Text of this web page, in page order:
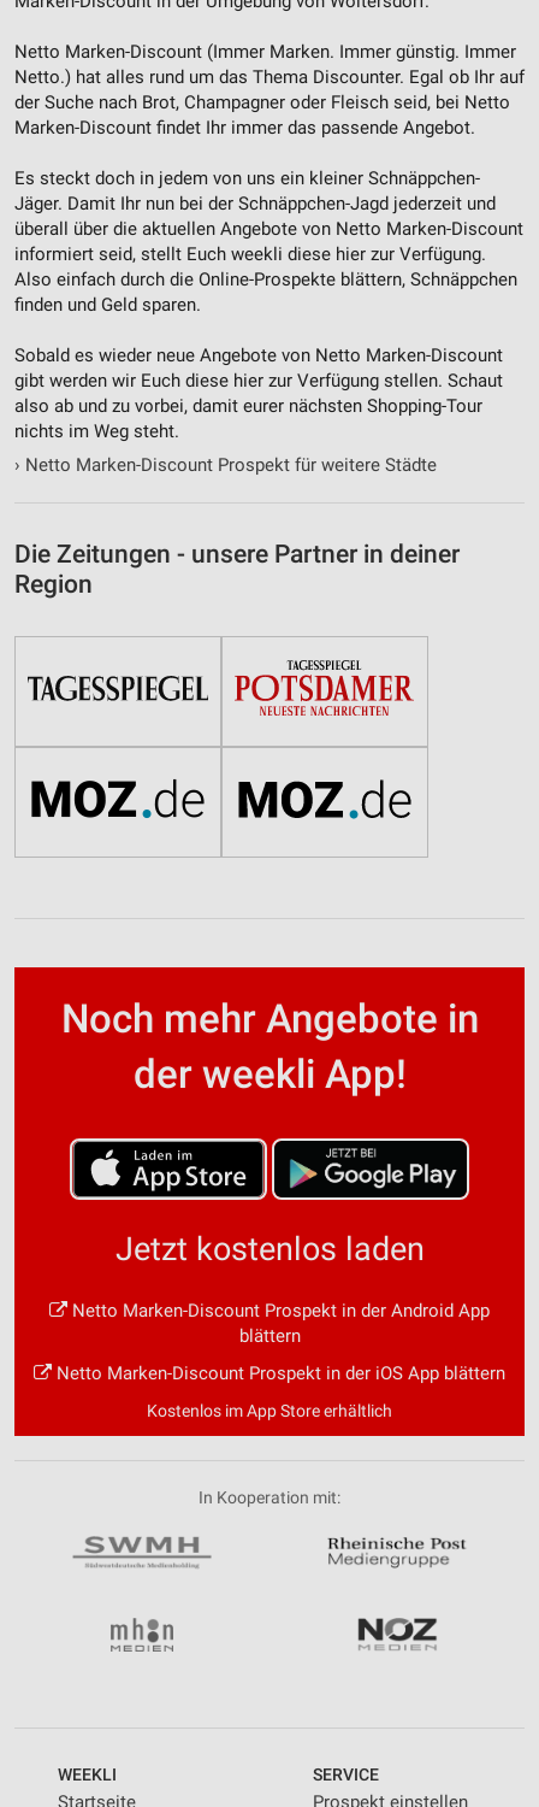
Netto Marken-Discount (Immer Marken. Immer günstig. Immer
Netto.) hat alles rund um das Thema Discounter. Egal ob Ihr auf
der Suche nach Brot, Champagner oder Fleisch seid, bei Netto
Marken-Discount findet Ihr immer das passende Angebot.
Es steckt doch in jedem von uns ein kleiner Schnäppchen-
Jäger. Damit Ihr nun bei der Schnäppchen-Jagd jederzeit und
überall über die aktuellen Angebote von Netto Marken-Discount
informiert seid, stellt Euch weekli diese hier zur Verfügung.
Also einfach durch die Online-Prospekte blättern, Schnäppchen
finden und Geld sparen.
Sobald es wieder neue Angebote von Netto Marken-Discount
gibt werden wir Euch diese hier zur Verfügung stellen. Schaut
also ab und zu vorbei, damit eurer nächsten Shopping-Tour
nichts im Weg steht.
› Netto Marken-Discount Prospekt für weitere Städte
Die Zeitungen - unsere Partner in deiner
Region
Noch mehr Angebote in
der weekli App!
Jetzt kostenlos laden
Netto Marken-Discount Prospekt in der Android App
blättern
Netto Marken-Discount Prospekt in der iOS App blättern
Kostenlos im App Store erhältlich
In Kooperation mit:
WEEKLI
Startseite
SERVICE
Prospekt einstellen